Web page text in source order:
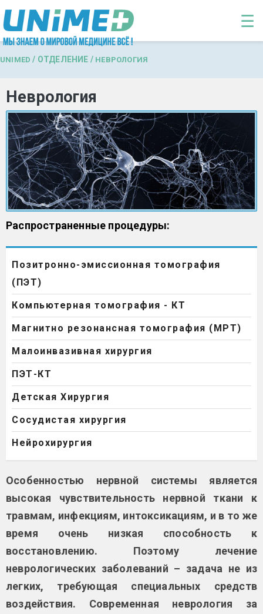
Перейти к основному содержанию
☰
UNIMED / ОТДЕЛЕНИЕ / НЕВРОЛОГИЯ
Неврология
Распространенные процедуры:
Позитронно-эмиссионная томография
(ПЭТ)
Компьютерная томография - КТ
Магнитно резонансная томография (МРТ)
Малоинвазивная хирургия
ПЭТ-КТ
Детская Хирургия
Сосудистая хирургия
Нейрохирургия
Особенностью нервной системы является
высокая чувствительность нервной ткани к
травмам, инфекциям, интоксикациям, и в то же
время очень низкая способность к
восстановлению. Поэтому лечение
неврологических заболеваний – задача не из
легких, требующая специальных средств
воздействия. Современная неврология за